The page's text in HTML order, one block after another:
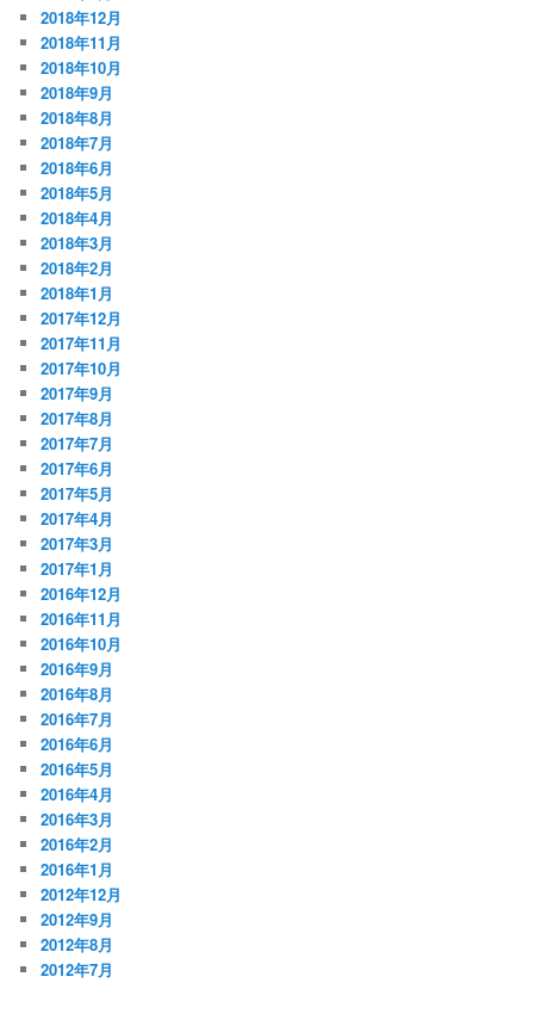
2018年12月
2018年11月
2018年10月
2018年9月
2018年8月
2018年7月
2018年6月
2018年5月
2018年4月
2018年3月
2018年2月
2018年1月
2017年12月
2017年11月
2017年10月
2017年9月
2017年8月
2017年7月
2017年6月
2017年5月
2017年4月
2017年3月
2017年1月
2016年12月
2016年11月
2016年10月
2016年9月
2016年8月
2016年7月
2016年6月
2016年5月
2016年4月
2016年3月
2016年2月
2016年1月
2012年12月
2012年9月
2012年8月
2012年7月